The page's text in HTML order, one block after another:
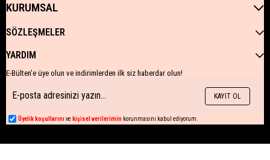
KURUMSAL
SÖZLEŞMELER
YARDIM
E-Bülten'e üye olun ve indirimlerden ilk siz haberdar olun!
KAYIT OL
Üyelik koşullarını ve kişisel verilerimin korunmasını kabul ediyorum.